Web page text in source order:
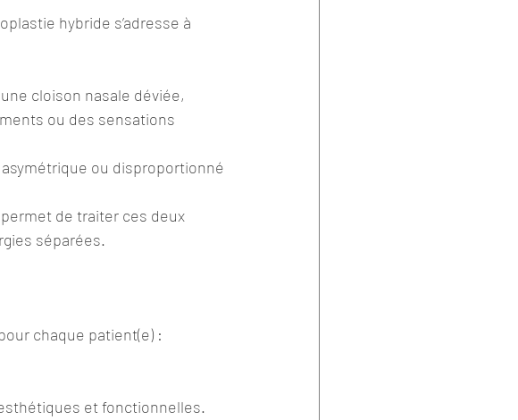
hybride s’adresse à
cloison nasale déviée,
ou des sensations
ou disproportionné
de traiter ces deux
séparées.
chaque patient(e) :
et fonctionnelles.